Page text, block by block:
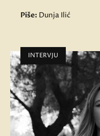
Piše: Dunja Ilić
INTERVJU